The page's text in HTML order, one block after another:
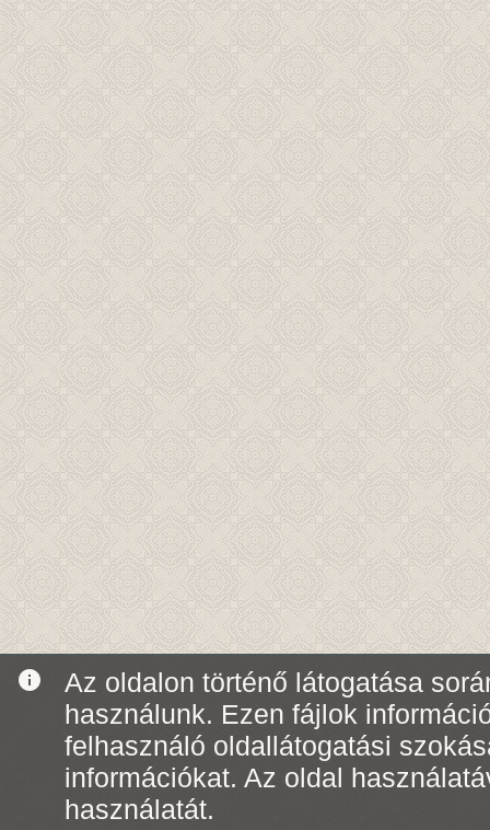
info
Az oldalon történő látogatása
használunk. Ezen fájlok
felhasználó oldallátogatási
információkat. Az oldal
használatát.